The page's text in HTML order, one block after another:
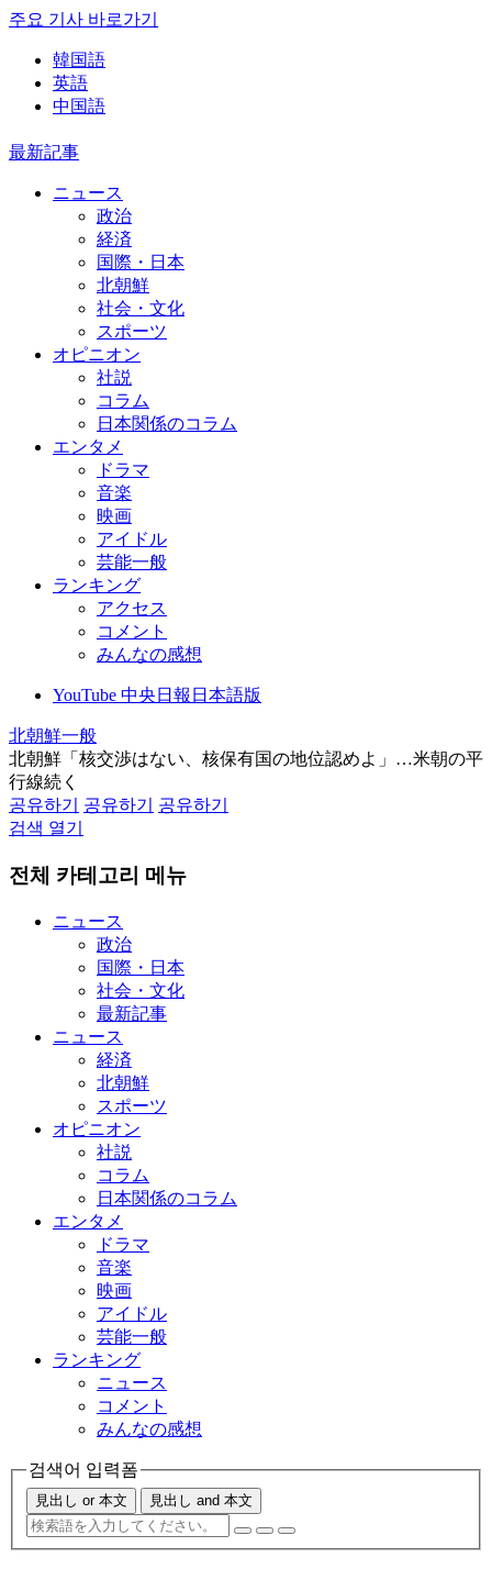
주요 기사 바로가기
韓国語
英語
中国語
最新記事
ニュース
政治
経済
国際・日本
北朝鮮
社会・文化
スポーツ
オピニオン
社説
コラム
日本関係のコラム
エンタメ
ドラマ
音楽
映画
アイドル
芸能一般
ランキング
アクセス
コメント
みんなの感想
YouTube 中央日報日本語版
北朝鮮一般
北朝鮮「核交渉はない、核保有国の地位認めよ」…米朝の平
行線続く
공유하기
공유하기
공유하기
검색 열기
전체 카테고리 메뉴
ニュース
政治
国際・日本
社会・文化
最新記事
ニュース
経済
北朝鮮
スポーツ
オピニオン
社説
コラム
日本関係のコラム
エンタメ
ドラマ
音楽
映画
アイドル
芸能一般
ランキング
ニュース
コメント
みんなの感想
검색어 입력폼
見出し or 本文 見出し and 本文